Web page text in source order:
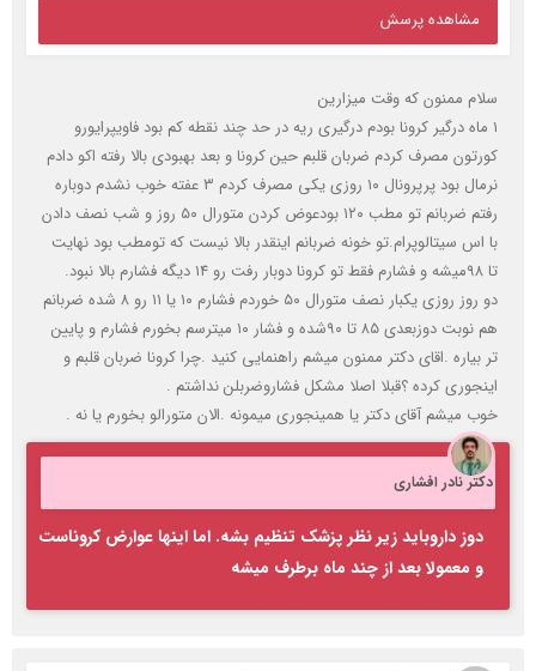
مشاهده پرسش
سلام ممنون که وقت میزارین
۱ ماه درگیر کرونا بودم درگیری ریه در حد چند نقطه کم بود فاویپرایورو
کورتون مصرف کردم ضربان قلبم حین کرونا و بعد بهبودی بالا رفته اکو دادم
نرمال بود پرپرونال ۱۰ روزی یکی مصرف کردم ۳ عفته خوب نشدم دوباره
رفتم ضربانم تو مطب ۱۲۰ بودعوض کردن متورال ۵۰ روز و شب نصف دادن
با اس سیتالوپرام.تو خونه ضربانم اینقدر بالا نیست که تومطب بود نهایت
تا ۹۸میشه و فشارم فقط تو کرونا دوبار رفت رو ۱۴ دیگه فشارم بالا نبود.
دو روز روزی یکبار نصف متورال ۵۰ خوردم فشارم ۱۰ یا ۱۱ رو ۸ شده ضربانم
هم نوبت دوزبعدی ۸۵ تا ۹۰شده و فشار ۱۰ میترسم بخورم فشارم و پایین
تر بیاره .اقای دکتر ممنون میشم راهنمایی کنید .چرا کرونا ضربان قلبم و
اینجوری کرده ؟قبلا اصلا مشکل فشاروضربلن نداشتم .
خوب میشم آقای دکتر یا همینجوری میمونه .الان متورالو بخورم یا نه .
دکتر نادر افشاری
دوز داروباید زیر نظر پزشک تنظیم بشه. اما اینها عوارض کروناست
و معمولا بعد از چند ماه برطرف میشه